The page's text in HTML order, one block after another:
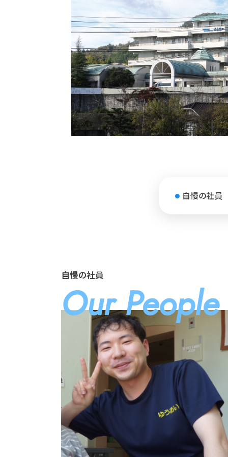
● 自慢の社員
自慢の社員
Our People